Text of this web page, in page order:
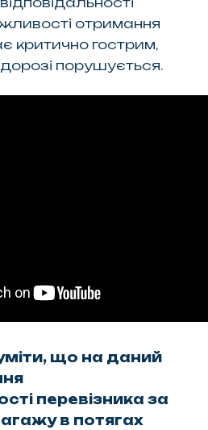
отримання
критично гострим,
порушується.
що на даний
перевізника за
в потягах